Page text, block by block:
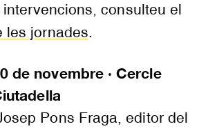
consulteu el
les jornades.
de novembre · Cercle
Pons Fraga, editor del